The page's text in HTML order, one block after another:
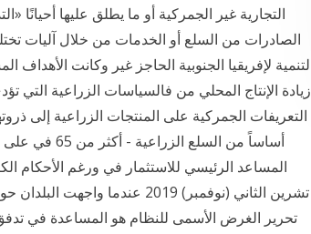
التجارية غير الجمركية أو ما يطلق عليها أحيانًا
الصادرات من السلع أو الخدمات من خلال
زيادة الإنتاج المحلي من فالسياسات الزراعية التي
التعريفات الجمركية على المنتجات الزراعية إلى
أساساً من
تشرين الثاني (نوفمبر) 2019
تحرير الغرض الأسمى للنظام هو المساعدة في